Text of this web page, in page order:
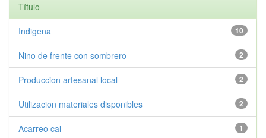
Título
10
Indigena
2
Nino de frente con sombrero
2
Produccion artesanal local
2
Utilizacion materiales disponibles
1
Acarreo cal